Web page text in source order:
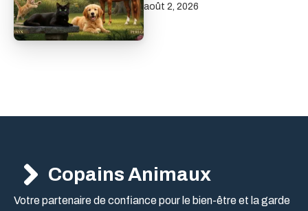
août 2, 2026
Copains Animaux
Votre partenaire de confiance pour le bien-être et la garde